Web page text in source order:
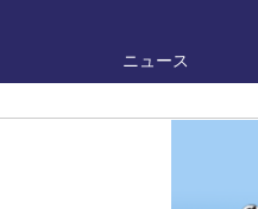
ニュース